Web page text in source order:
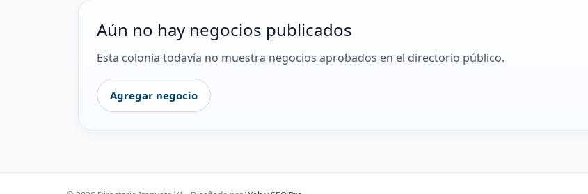
Aún no hay negocios publicados
Esta colonia todavía no muestra negocios aprobados en el directorio público.
Agregar negocio